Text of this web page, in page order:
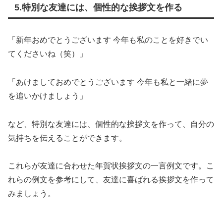
5.特別な友達には、個性的な挨拶文を作る
「新年おめでとうございます 今年も私のことを好きでい
てくださいね（笑）」
「あけましておめでとうございます 今年も私と一緒に夢
を追いかけましょう」
など、特別な友達には、個性的な挨拶文を作って、自分の
気持ちを伝えることができます。
これらが友達に合わせた年賀状挨拶文の一言例文です。こ
れらの例文を参考にして、友達に喜ばれる挨拶文を作って
みましょう。